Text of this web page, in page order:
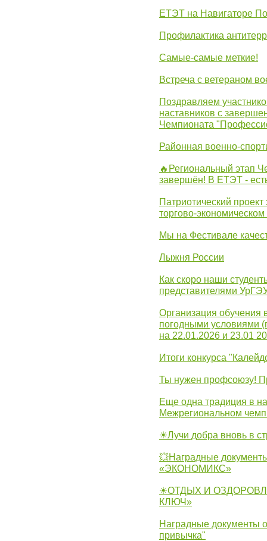
ЕТЭТ на Навигаторе
Профилактика
Самые-самые меткие!
Встреча с ветераном
Поздравляем
наставников с
Чемпионата
Районная военно-
🔥Региональный этап
завершён! В ЕТЭТ -
Патриотический
торгово-
Мы на Фестивале
Лыжня России
Как скоро наши
представителями
Организация обучения
погодными условиями
на 22.01.2026 и 23.01
Итоги конкурса
Ты нужен профсоюзу!
Еще одна традиция в
Межрегиональном
☀Лучи добра вновь в
💥Наградные
«ЭКОНОМИКС»
☀ОТДЫХ И
КЛЮЧ»
Наградные документы
привычка"